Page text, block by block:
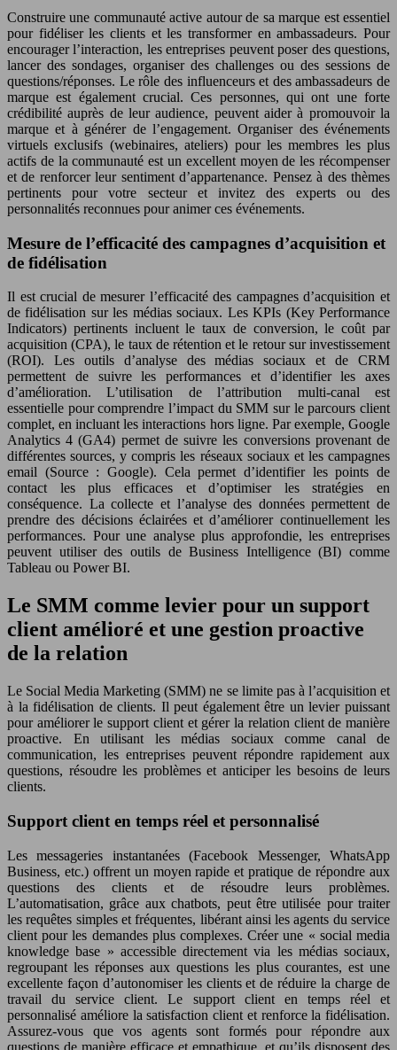
Construire une communauté active autour de sa marque est essentiel
pour fidéliser les clients et les transformer en ambassadeurs. Pour
encourager l’interaction, les entreprises peuvent poser des questions,
lancer des sondages, organiser des challenges ou des sessions de
questions/réponses. Le rôle des influenceurs et des ambassadeurs de
marque est également crucial. Ces personnes, qui ont une forte
crédibilité auprès de leur audience, peuvent aider à promouvoir la
marque et à générer de l’engagement. Organiser des événements
virtuels exclusifs (webinaires, ateliers) pour les membres les plus
actifs de la communauté est un excellent moyen de les récompenser
et de renforcer leur sentiment d’appartenance. Pensez à des thèmes
pertinents pour votre secteur et invitez des experts ou des
personnalités reconnues pour animer ces événements.
Mesure de l’efficacité des campagnes d’acquisition et
de fidélisation
Il est crucial de mesurer l’efficacité des campagnes d’acquisition et
de fidélisation sur les médias sociaux. Les KPIs (Key Performance
Indicators) pertinents incluent le taux de conversion, le coût par
acquisition (CPA), le taux de rétention et le retour sur investissement
(ROI). Les outils d’analyse des médias sociaux et de CRM
permettent de suivre les performances et d’identifier les axes
d’amélioration. L’utilisation de l’attribution multi-canal est
essentielle pour comprendre l’impact du SMM sur le parcours client
complet, en incluant les interactions hors ligne. Par exemple, Google
Analytics 4 (GA4) permet de suivre les conversions provenant de
différentes sources, y compris les réseaux sociaux et les campagnes
email (Source : Google). Cela permet d’identifier les points de
contact les plus efficaces et d’optimiser les stratégies en
conséquence. La collecte et l’analyse des données permettent de
prendre des décisions éclairées et d’améliorer continuellement les
performances. Pour une analyse plus approfondie, les entreprises
peuvent utiliser des outils de Business Intelligence (BI) comme
Tableau ou Power BI.
Le SMM comme levier pour un support
client amélioré et une gestion proactive
de la relation
Le Social Media Marketing (SMM) ne se limite pas à l’acquisition et
à la fidélisation de clients. Il peut également être un levier puissant
pour améliorer le support client et gérer la relation client de manière
proactive. En utilisant les médias sociaux comme canal de
communication, les entreprises peuvent répondre rapidement aux
questions, résoudre les problèmes et anticiper les besoins de leurs
clients.
Support client en temps réel et personnalisé
Les messageries instantanées (Facebook Messenger, WhatsApp
Business, etc.) offrent un moyen rapide et pratique de répondre aux
questions des clients et de résoudre leurs problèmes.
L’automatisation, grâce aux chatbots, peut être utilisée pour traiter
les requêtes simples et fréquentes, libérant ainsi les agents du service
client pour les demandes plus complexes. Créer une « social media
knowledge base » accessible directement via les médias sociaux,
regroupant les réponses aux questions les plus courantes, est une
excellente façon d’autonomiser les clients et de réduire la charge de
travail du service client. Le support client en temps réel et
personnalisé améliore la satisfaction client et renforce la fidélisation.
Assurez-vous que vos agents sont formés pour répondre aux
questions de manière efficace et empathique, et qu’ils disposent des